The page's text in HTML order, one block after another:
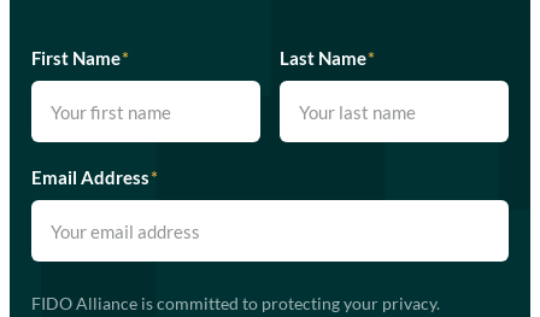
First Name* Last Name*
Email Address*
FIDO Alliance is committed to protecting your privacy.